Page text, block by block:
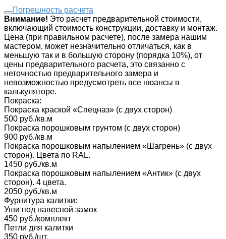
Погрешность расчета
Внимание! Это расчет предварительной стоимости,
включающий стоимость конструкции, доставку и монтаж.
Цена (при правильном расчете), после замера нашим
мастером, может незначительно отличаться, как в
меньшую так и в большую сторону (порядка 10%), от
цены предварительного расчета, это связанно с
неточностью предварительного замера и
невозможностью предусмотреть все нюансы в
калькуляторе.
Покраска:
Покраска краской «‎Спецназ» (с двух сторон)
500 руб./кв.м
Покраска порошковым грунтом (с двух сторон)
900 руб./кв.м
Покраска порошковым напылением «Шагрень» (с двух
сторон). Цвета по RAL.
1450 руб./кв.м
Покраска порошковым напылением «Антик» (с двух
сторон). 4 цвета.
2050 руб./кв.м
Фурнитура калитки:
Уши под навесной замок
450 руб./комплект
Петли для калитки
350 руб./шт.